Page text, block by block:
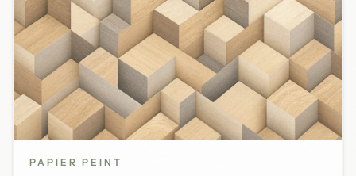
PAPIER PEINT